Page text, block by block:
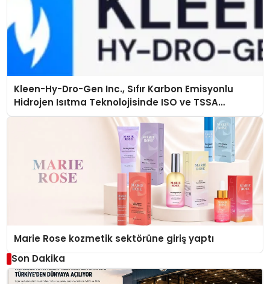
Kleen-Hy-Dro-Gen Inc., Sıfır Karbon Emisyonlu
Hidrojen Isıtma Teknolojisinde ISO ve TSSA
Düzenleyici Onaylarını Aldı
Marie Rose kozmetik sektörüne giriş yaptı
Son Dakika